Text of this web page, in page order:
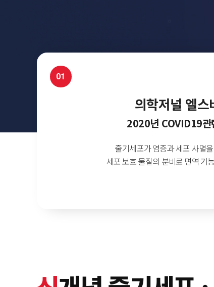
01
의학저널 엘스
2020년 COVID19관
줄기세포가 염증과 세포 사멸
세포 보호 물질의 분비로 면역 기